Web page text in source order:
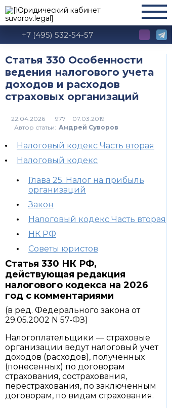
+7 (495) 532-54-57
Статья 330 Особенности
ведения налогового учета
доходов и расходов
страховых организаций
977
Автор статьи: Андрей Суворов
Налоговый кодекс Часть вторая
Налоговый кодекс
Глава 25. Налог на прибыль
организаций
Закон
Налоговый кодекс Часть вторая
НК РФ
Советы юристов
Статья 330 НК РФ,
действующая редакция
налогового кодекса на 2026
год с комментариями
(в ред. Федерального закона от
29.05.2002 N 57-ФЗ)
Налогоплательщики — страховые
организации ведут налоговый учет
доходов (расходов), полученных
(понесенных) по договорам
страхования, сострахования,
перестрахования, по заключенным
договорам, по видам страхования.